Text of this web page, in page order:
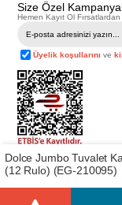
Size Özel
Hemen Kayıt Ol
Üyelik koşullarını ve
Telif Hakkı ©
Bu web sitesindeki
görsel ve yazılı içerikler
başka yerlerde
Dolce Jumbo Tuvalet
(12 Rulo) (EG-210095)